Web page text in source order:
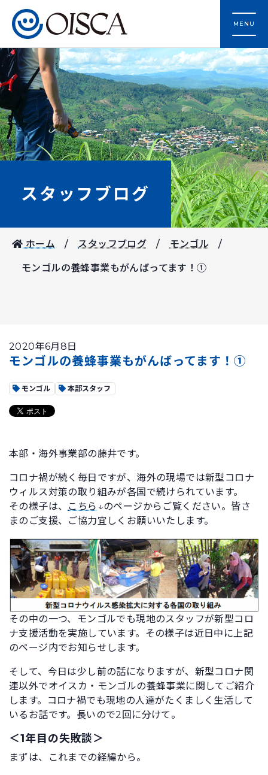
MENU
スタッフブログ
ホーム スタッフブログ モンゴル
モンゴルの養蜂事業もがんばってます！①
2020年6月8日
モンゴルの養蜂事業もがんばってます！①
モンゴル 本部スタッフ
本部・海外事業部の藤井です。
コロナ禍が続く毎日ですが、海外の現場では新型コロナ
ウィルス対策の取り組みが各国で続けられています。
その様子は、 こちら ↓のページからご覧ください。皆さ
まのご支援、ご協力宜しくお願いいたします。
その中の一つ、モンゴルでも現地のスタッフが新型コロ
ナ支援活動を実施しています。その様子は近日中に上記
のページ内でお知らせします。
そして、今日は少し前の話になりますが、新型コロナ関
連以外でオイスカ・モンゴルの養蜂事業に関してご紹介
します。コロナ禍でも現地の人達がたくましく生活して
いるお話です。長いので2回に分けて。
＜1年目の失敗談＞
まずは、これまでの経緯から。